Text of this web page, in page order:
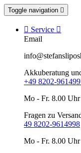
Toggle navigation 
 Service 
Email
Akkuberatung
+49 8202-
Mo - Fr. 8.00
Fragen zu
49 8202-9614998
Mo - Fr. 8.00